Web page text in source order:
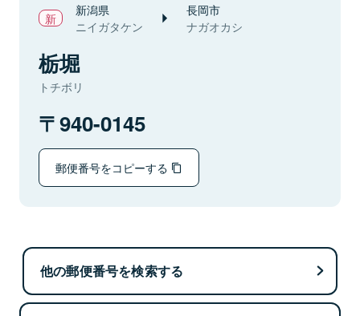
新潟県
ニイガタケン
長岡市
ナガオカシ
栃堀
トチボリ
940-0145
郵便番号をコピーする
他の郵便番号を検索する